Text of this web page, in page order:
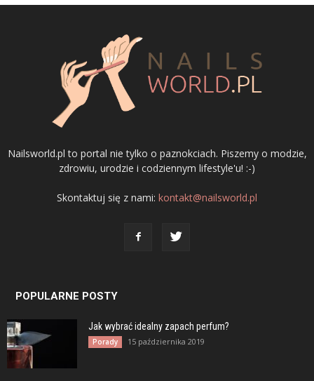
Nailsworld.pl to portal nie tylko o paznokciach. Piszemy o modzie,
zdrowiu, urodzie i codziennym lifestyle'u! :-)
Skontaktuj się z nami: kontakt@nailsworld.pl
POPULARNE POSTY
Jak wybrać idealny zapach perfum?
Porady 15 października 2019